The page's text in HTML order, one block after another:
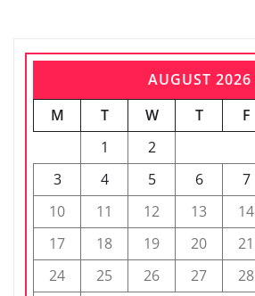
AUGUST 2026
M
T W T F
1
2
3
4 5 6 7
10
11 12 13 14
17
18 19 20 21
24
25 26 27 28